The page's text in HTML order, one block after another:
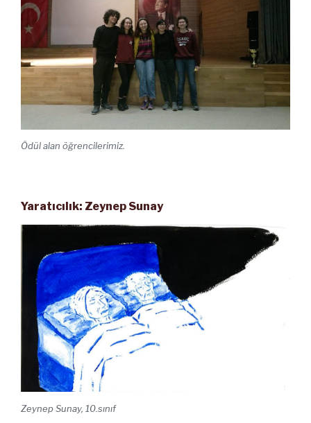
Ödül alan öğrencilerimiz.
Yaratıcılık: Zeynep Sunay
Zeynep Sunay, 10.sınıf